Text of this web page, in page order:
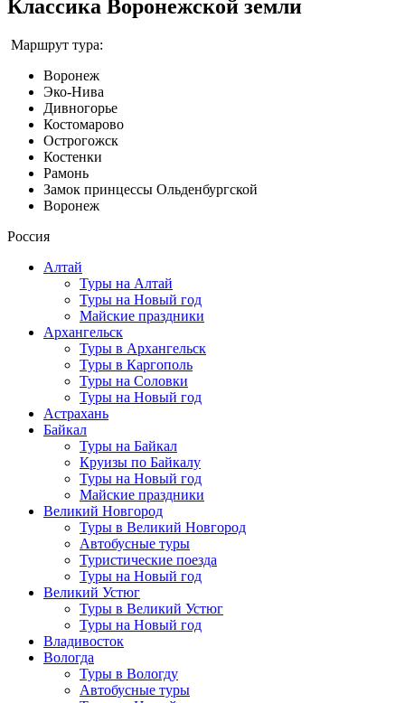
Классика Воронежской земли
Маршрут тура:
Воронеж
Эко-Нива
Дивногорье
Костомарово
Острогожск
Костенки
Рамонь
Замок принцессы Ольденбургской
Воронеж
Россия
Алтай
Туры на Алтай
Туры на Новый год
Майские праздники
Архангельск
Туры в Архангельск
Туры в Каргополь
Туры на Соловки
Туры на Новый год
Астрахань
Байкал
Туры на Байкал
Круизы по Байкалу
Туры на Новый год
Майские праздники
Великий Новгород
Туры в Великий Новгород
Автобусные туры
Туристические поезда
Туры на Новый год
Великий Устюг
Туры в Великий Устюг
Туры на Новый год
Владивосток
Вологда
Туры в Вологду
Автобусные туры